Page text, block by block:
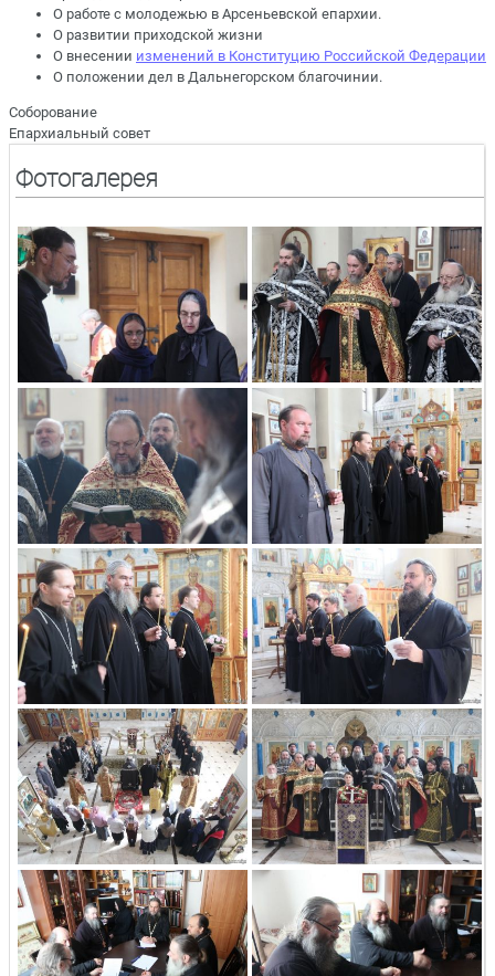
О работе с молодежью в Арсеньевской епархии.
О развитии приходской жизни
О внесении изменений в Конституцию Российской Федерации
О положении дел в Дальнегорском благочинии.
Соборование
Епархиальный совет
Фотогалерея